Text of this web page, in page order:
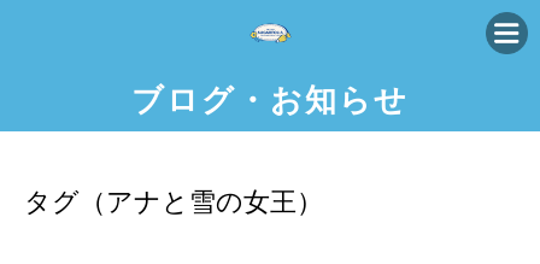
ブログ・お知らせ
タグ（アナと雪の女王）